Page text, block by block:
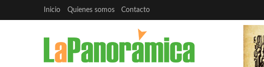
Inicio Quienes somos Contacto